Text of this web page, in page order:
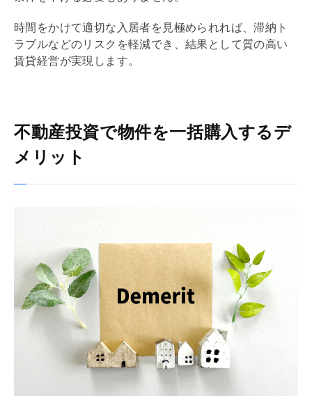
時間をかけて適切な入居者を見極められれば、滞納ト
ラブルなどのリスクを軽減でき、結果として質の高い
賃貸経営が実現します。
不動産投資で物件を一括購入するデ
メリット